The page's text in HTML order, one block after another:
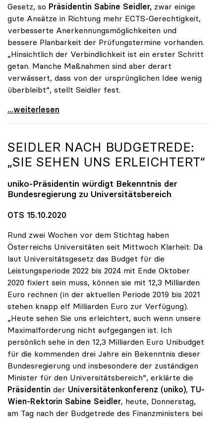
Gesetz, so Präsidentin Sabine Seidler, zwar einige
gute Ansätze in Richtung mehr ECTS-Gerechtigkeit,
verbesserte Anerkennungsmöglichkeiten und
bessere Planbarkeit der Prüfungstermine vorhanden.
„Hinsichtlich der Verbindlichkeit ist ein erster Schritt
getan. Manche Maßnahmen sind aber derart
verwässert, dass von der ursprünglichen Idee wenig
überbleibt“, stellt Seidler fest.
Seidler zu Studienrecht: Erste Schritte sind getan
...weiterlesen
SEIDLER NACH BUDGETREDE:
„SIE SEHEN UNS ERLEICHTERT“
uniko-Präsidentin würdigt Bekenntnis der
Bundesregierung zu Universitätsbereich
OTS 15.10.2020
Rund zwei Wochen vor dem Stichtag haben
Österreichs Universitäten seit Mittwoch Klarheit: Da
laut Universitätsgesetz das Budget für die
Leistungsperiode 2022 bis 2024 mit Ende Oktober
2020 fixiert sein muss, können sie mit 12,3 Milliarden
Euro rechnen (in der aktuellen Periode 2019 bis 2021
stehen knapp elf Milliarden Euro zur Verfügung).
„Heute sehen Sie uns erleichtert, auch wenn unsere
Maximalforderung nicht aufgegangen ist. Ich
persönlich sehe in den 12,3 Milliarden Euro Unibudget
für die kommenden drei Jahre ein Bekenntnis dieser
Bundesregierung und insbesondere der zuständigen
Minister für den Universitätsbereich“, erklärte die
Präsidentin der Universitätenkonferenz (uniko), TU-
Wien-Rektorin Sabine Seidler, heute, Donnerstag,
am Tag nach der Budgetrede des Finanzministers bei